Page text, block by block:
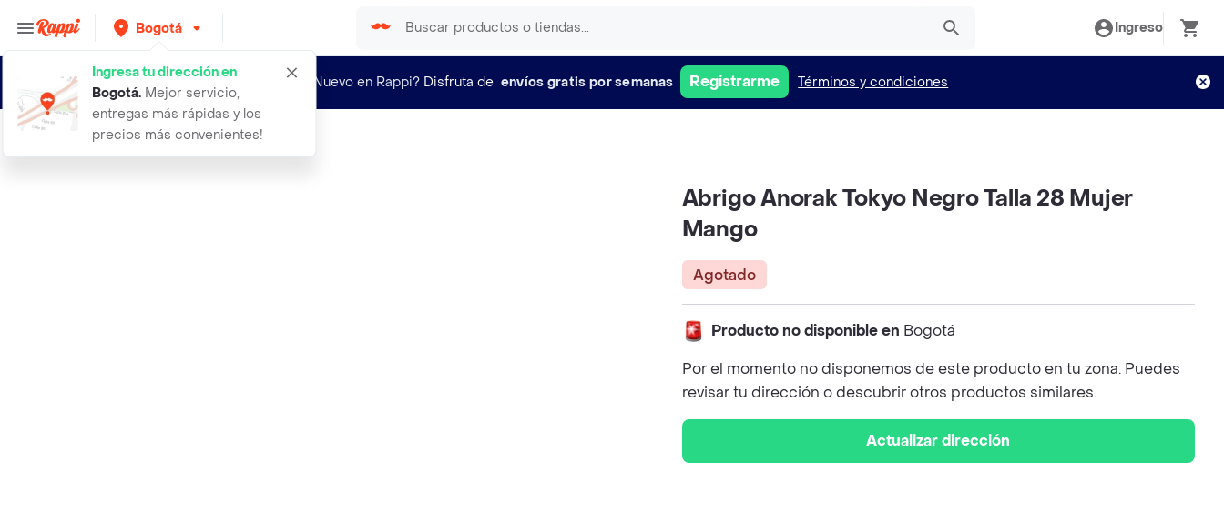
Bogotá
Ingresa tu dirección en
Bogotá. Mejor servicio,
entregas más rápidas y los
precios más convenientes!
Ingreso
¿Nuevo en Rappi? Disfruta de envíos gratis por semanas Registrarme Términos y condiciones
abrigo anorak tokyo negro talla 28
Abrigo Anorak Tokyo Negro Talla 28 Mujer
Mango
Agotado
Producto no disponible en Bogotá
Por el momento no disponemos de este producto en tu zona. Puedes
revisar tu dirección o descubrir otros productos similares.
Actualizar dirección